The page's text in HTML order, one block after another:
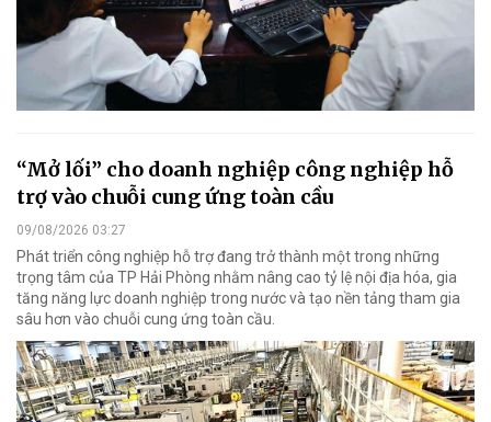
“Mở lối” cho doanh nghiệp công nghiệp hỗ
trợ vào chuỗi cung ứng toàn cầu
09/08/2026 03:27
Phát triển công nghiệp hỗ trợ đang trở thành một trong những
trọng tâm của TP Hải Phòng nhằm nâng cao tỷ lệ nội địa hóa, gia
tăng năng lực doanh nghiệp trong nước và tạo nền tảng tham gia
sâu hơn vào chuỗi cung ứng toàn cầu.